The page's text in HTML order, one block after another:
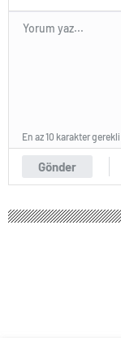
Gönder
En az 10 karakter gerekli